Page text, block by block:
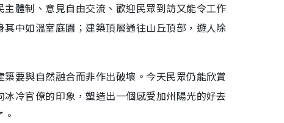
體制、意見自由交流、歡迎民眾到訪又能令工作
中如溫室庭園；建築頂層通往山丘頂部，遊人除
要與自然融合而非作出破壞。今天民眾仍能欣賞
冷官僚的印象，塑造出一個感受加州陽光的好去